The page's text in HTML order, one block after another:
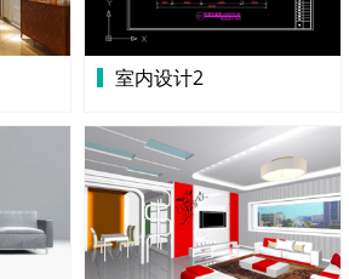
室内设计2